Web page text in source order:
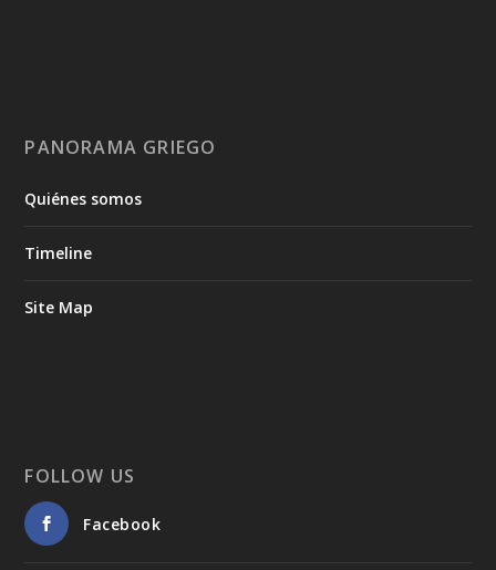
PANORAMA GRIEGO
Quiénes somos
Timeline
Site Map
FOLLOW US
Facebook